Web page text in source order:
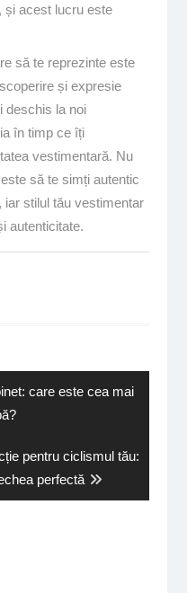
și acest lucru este
să te reprezinte este
și expresie
deschis la noi
în timp ce îți
vestimentară. Nu
să te simți autentic
stilul tău vestimentar
autenticitate.
care este cea mai
pentru ciclismul tău:
perfectă